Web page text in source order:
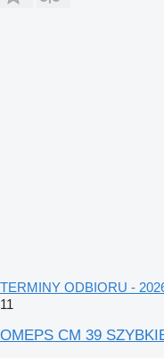
TERMINY ODBIORU -
11
OMEPS CM 39